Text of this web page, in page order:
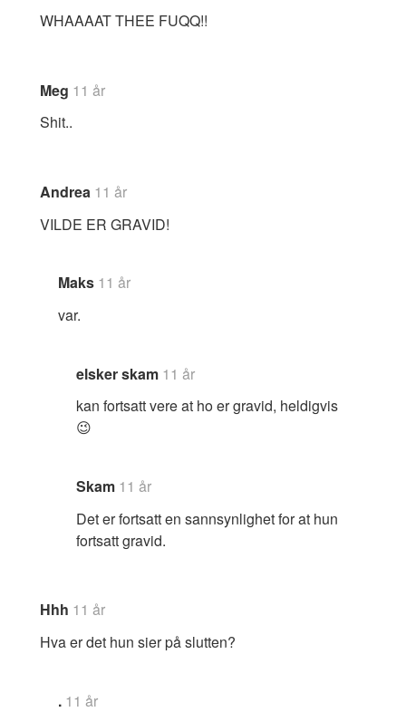
WHAAAAT THEE FUQQ!!
Meg 11 år
Shit..
Andrea 11 år
VILDE ER GRAVID!
Maks 11 år
var.
elsker skam 11 år
kan fortsatt vere at ho er gravid, heldigvis
😉
Skam 11 år
Det er fortsatt en sannsynlighet for at hun
fortsatt gravid.
Hhh 11 år
Hva er det hun sier på slutten?
. 11 år